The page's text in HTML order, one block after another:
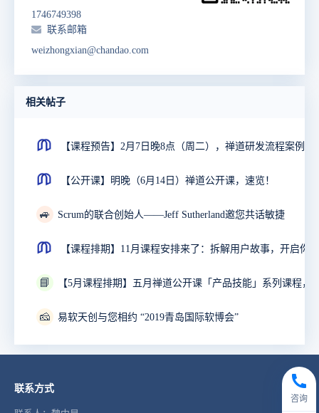
1746749398
联系邮箱
weizhongxian@chandao.com
相关帖子
【公开课】明晚（6月14日）禅道公开课，速览！
🚙 Scrum的联合创始人——Jeff Sutherland邀您共话敏捷
📘
🧀 易软天创与您相约 “2019青岛国际软博会”
联系方式
咨询